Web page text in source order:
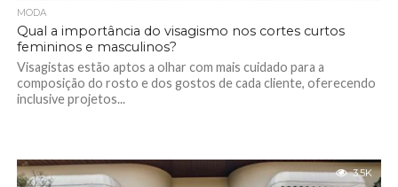
MODA
Qual a importância do visagismo nos cortes curtos
femininos e masculinos?
Visagistas estão aptos a olhar com mais cuidado para a
composição do rosto e dos gostos de cada cliente, oferecendo
inclusive projetos...
3.5K